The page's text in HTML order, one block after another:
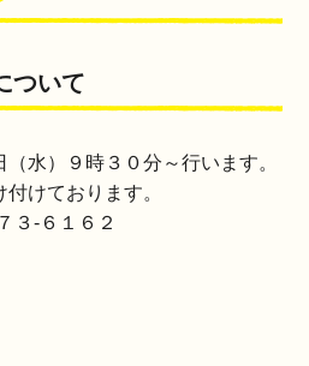
ついて
水）９時３０分～行います。
けております。
３‐６１６２